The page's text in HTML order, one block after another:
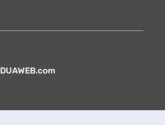
DUAWEB.com